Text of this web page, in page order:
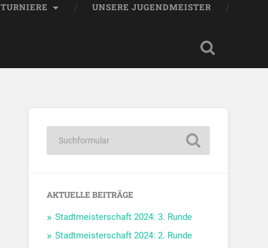
TURNIERE UNSERE JUGENDMEISTER
AKTUELLE BEITRÄGE
Stadtmeisterschaft 2024: 3. Runde
Stadtmeisterschaft 2024: 2. Runde